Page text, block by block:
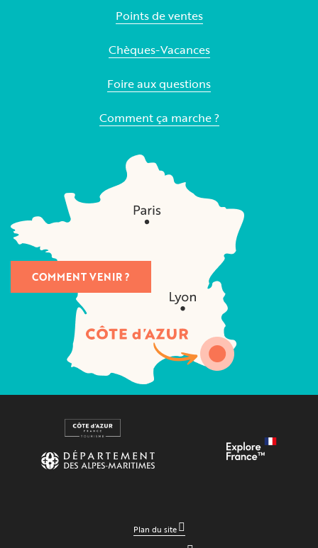
Points de ventes
Chèques-Vacances
Foire aux questions
Comment ça marche ?
COMMENT VENIR ?
Plan du site